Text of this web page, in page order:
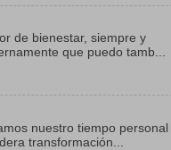
de bienestar, siempre y
que puedo tamb...
nuestro tiempo personal
transformación...